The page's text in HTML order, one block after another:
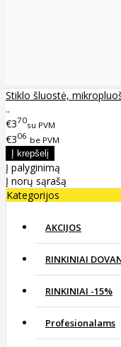
Stiklo šluostė,
..
€370su PVM
€306 be PVM
Į palyginimą
Į norų sąrašą
Kategorijos
AKCIJOS
RINKINIAI
RINKINIAI -15%
Profesionalams